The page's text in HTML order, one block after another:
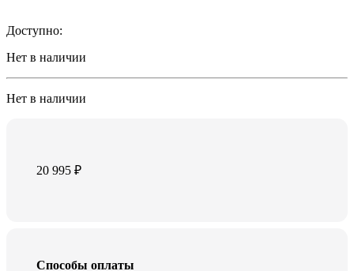
Доступно:
Нет в наличии
Нет в наличии
20 995₽
Способы оплаты